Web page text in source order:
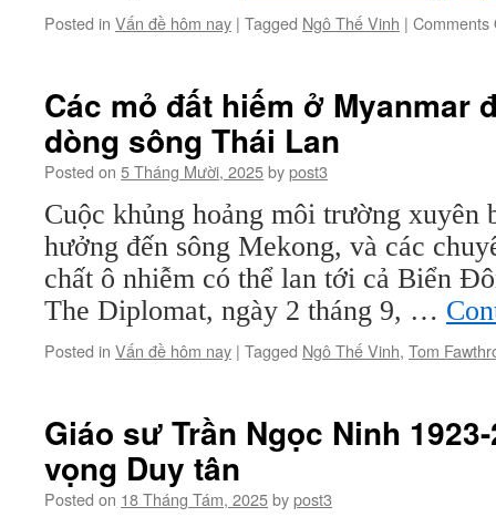
Posted in Vấn đề hôm nay | Tagged Ngô Thế Vinh | Comments
Các mỏ đất hiếm ở Myanmar
dòng sông Thái Lan
Posted on 5 Tháng Mười, 2025bypost3
Cuộc khủng hoảng môi trường xuyên
hưởng đến sông Mekong, và các
chất ô nhiễm có thể lan tới cả Biển
The Diplomat, ngày 2 tháng 9, …
Posted in Vấn đề hôm nay | Tagged Ngô Thế Vinh, Tom
Giáo sư Trần Ngọc Ninh
vọng Duy tân
Posted on 18 Tháng Tám, 2025bypost3